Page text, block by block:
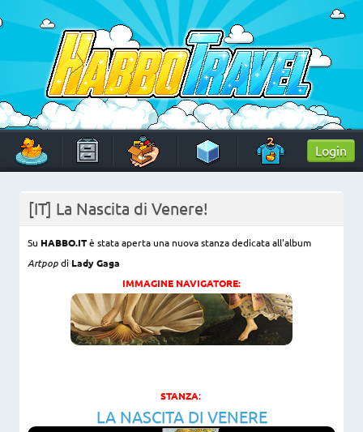
to
content
HabboTravel
Un viaggio di pixel!
Login
[IT] La Nascita di Venere!
Su HABBO.ITè stata aperta una nuova stanza dedicata all'album
Artpopdi Lady Gaga
IMMAGINE NAVIGATORE:
STANZA:
LA NASCITA DI VENERE